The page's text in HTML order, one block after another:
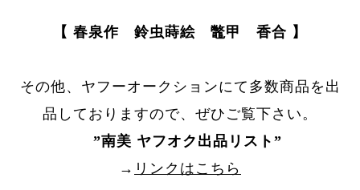
【 春泉作 鈴虫蒔絵 鼈甲 香合 】
その他、ヤフーオークションにて多数商品を出
品しておりますので、ぜひご覧下さい。
”南美 ヤフオク出品リスト ”
→ リンクはこちら